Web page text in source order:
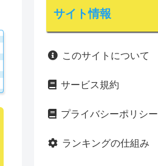
サイト情報
このサイトについて
サービス規約
プライバシーポリシー
ランキングの仕組み